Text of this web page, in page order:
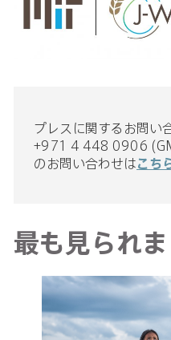
プレスに関するお問い
+971 4 448 0906
のお問い合わせはこち
最も見られ